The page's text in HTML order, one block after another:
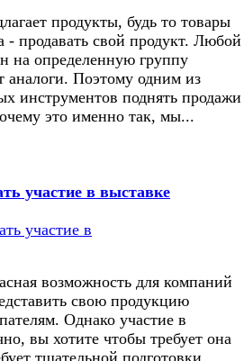
продукты, будь то товары
- продавать свой продукт. Любой
на определенную группу
аналоги. Поэтому одним из
инструментов поднять продажи
это именно так, мы...
участие в выставке
возможность для компаний
свою продукцию
Однако участие в
вы хотите чтобы требует она